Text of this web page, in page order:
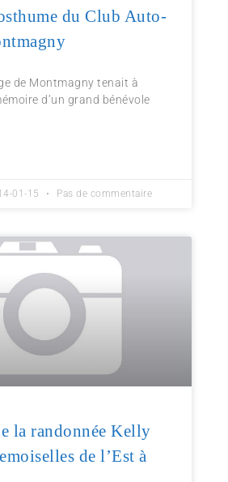
du Club Auto-
de Montmagny tenait à
d’un grand bénévole
01-15 Pas de commentaire
la randonnée Kelly
de l’Est à